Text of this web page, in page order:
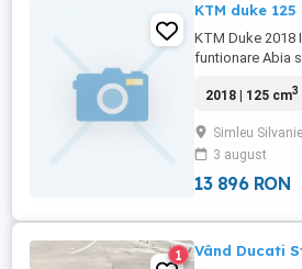
KTM duke 125
KTM Duke 2018
funtionare Abia
are doar julitura
Proba spune tot.
2018 | 125 cm3
Simleu
3 august
13 896 RON
1 Vând Ducati